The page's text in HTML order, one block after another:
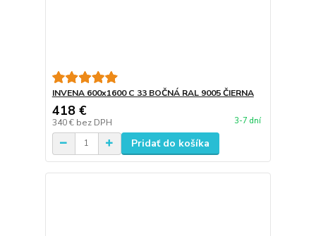
INVENA 600x1600 C 33 BOČNÁ RAL 9005 ČIERNA
418 €
340 € bez DPH 3-7 dní
Pridať do košíka